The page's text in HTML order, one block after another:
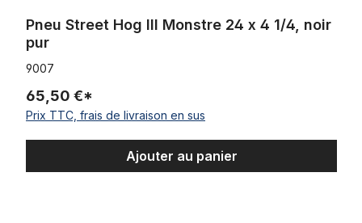
Pneu Street Hog III Monstre 24 x 4 1/4, noir
pur
9007
65,50 €*
Prix TTC, frais de livraison en sus
Ajouter au panier